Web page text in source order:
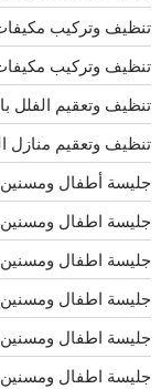
تنظيف وتركيب
تنظيف وتركيب
تنظيف وتعقيم الفلل
تنظيف وتعقيم منازل
جليسة أطفال ومسنين
جليسة اطفال ومسنين
جليسة اطفال ومسنين
جليسة اطفال ومسنين
جليسة اطفال
جليسة اطفال